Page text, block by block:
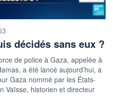
décidés sans eux ?
de police à Gaza, appelée à
a été lancé aujourd’hui, a
Gaza nommé par les États-
Vaïsse, historien et directeur